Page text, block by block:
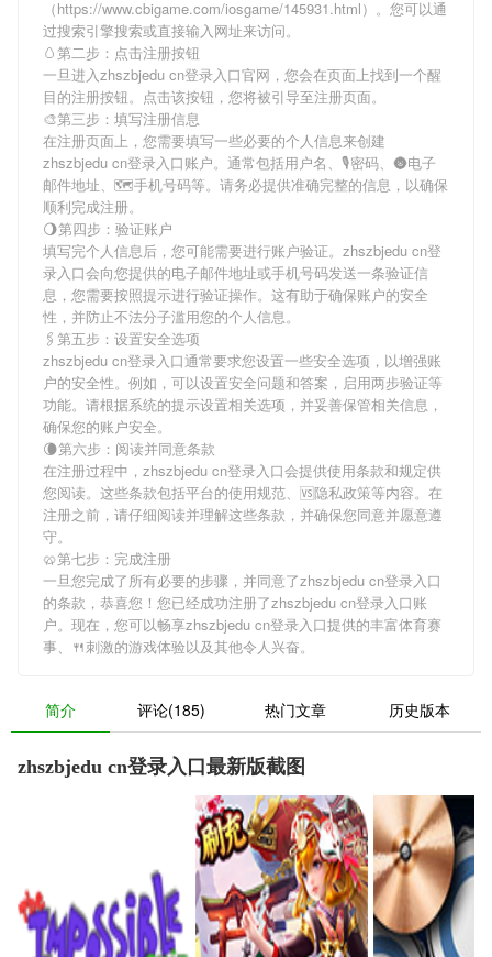
（https://www.cbigame.com/iosgame/145931.html）。您可以通
过搜索引擎搜索或直接输入网址来访问。
🥚第二步：点击注册按钮
一旦进入zhszbjedu cn登录入口官网，您会在页面上找到一个醒
目的注册按钮。点击该按钮，您将被引导至注册页面。
🎨第三步：填写注册信息
在注册页面上，您需要填写一些必要的个人信息来创建
zhszbjedu cn登录入口账户。通常包括用户名、🎙密码、🌚电子
邮件地址、🗺手机号码等。请务必提供准确完整的信息，以确保
顺利完成注册。
🌖第四步：验证账户
填写完个人信息后，您可能需要进行账户验证。zhszbjedu cn登
录入口会向您提供的电子邮件地址或手机号码发送一条验证信
息，您需要按照提示进行验证操作。这有助于确保账户的安全
性，并防止不法分子滥用您的个人信息。
🖇第五步：设置安全选项
zhszbjedu cn登录入口通常要求您设置一些安全选项，以增强账
户的安全性。例如，可以设置安全问题和答案，启用两步验证等
功能。请根据系统的提示设置相关选项，并妥善保管相关信息，
确保您的账户安全。
🌘第六步：阅读并同意条款
在注册过程中，zhszbjedu cn登录入口会提供使用条款和规定供
您阅读。这些条款包括平台的使用规范、🆚隐私政策等内容。在
注册之前，请仔细阅读并理解这些条款，并确保您同意并愿意遵
守。
🥨第七步：完成注册
一旦您完成了所有必要的步骤，并同意了zhszbjedu cn登录入口
的条款，恭喜您！您已经成功注册了zhszbjedu cn登录入口账
户。现在，您可以畅享zhszbjedu cn登录入口提供的丰富体育赛
事、🍴刺激的游戏体验以及其他令人兴奋。
简介 评论(185) 热门文章 历史版本
zhszbjedu cn登录入口最新版截图